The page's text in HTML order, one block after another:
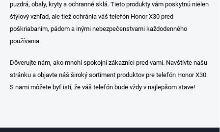
puzdrá, obaly, kryty a ochranné sklá. Tieto produkty vám poskytnú nielen
štýlový vzhľad, ale tiež ochránia váš telefón Honor X30 pred
poškriabaním, pádom a inými nebezpečenstvami každodenného
používania.
Dôverujte nám, ako mnohí spokojní zákazníci pred vami. Navštívte našu
stránku a objavte náš široký sortiment produktov pre telefón Honor X30.
S nami môžete byť istí, že váš telefón bude vždy v najlepšom stave!